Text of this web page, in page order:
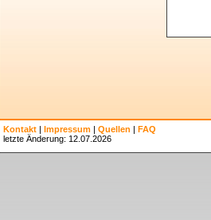
Kontakt | Impressum | Quellen | FAQ
letzte Änderung: 12.07.2026